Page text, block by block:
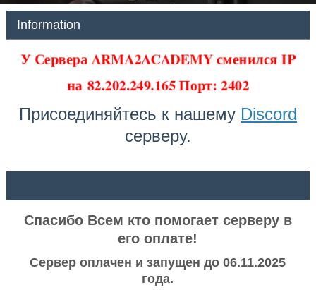
Information
У Сервера ARMA2ACADEMY сменился IP
на 82.202.249.165 Порт: 2402
Присоединяйтесь к нашему Discord
серверу.
Спасибо Всем кто помогает серверу в
его оплате!
Сервер оплачен и запущен до 06.11.2025
года.